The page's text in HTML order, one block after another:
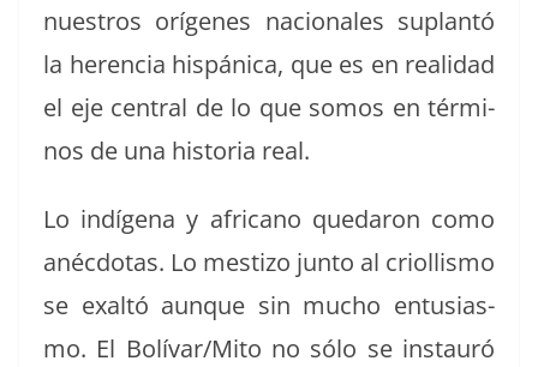
nue­stros orí­genes nacionales suplan­tó
la heren­cia his­páni­ca, que es en real­i­dad
el eje cen­tral de lo que somos en tér­mi­
nos de una his­to­ria real.
Lo indí­ge­na y africano quedaron como
anéc­do­tas. Lo mes­ti­zo jun­to al criol­lis­mo
se exaltó aunque sin mucho entu­si­as­
mo. El Bolívar/Mito no sólo se instau­ró